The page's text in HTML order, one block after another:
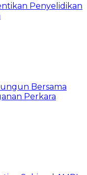
Penyelidikan
Bersama
Perkara